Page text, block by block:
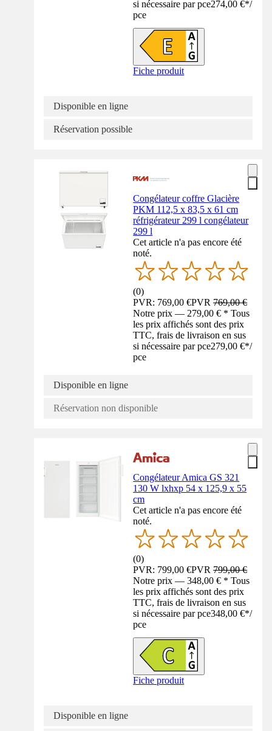
si nécessaire par pce274,00 €*/
pce
Fiche produit
Disponible en ligne
Réservation possible
Congélateur coffre Glacière
PKM 112,5 x 83,5 x 61 cm
réfrigérateur 299 l congélateur
299 l
Cet article n'a pas encore été
noté.
(0)
PVR: 769,00 €PVR769,00 €
Notre prix — 279,00 € * Tous
les prix affichés sont des prix
TTC, frais de livraison en sus
si nécessaire par pce279,00 €*/
pce
Disponible en ligne
Réservation non disponible
Congélateur Amica GS 321
130 W lxhxp 54 x 125,9 x 55
cm
Cet article n'a pas encore été
noté.
(0)
PVR: 799,00 €PVR799,00 €
Notre prix — 348,00 € * Tous
les prix affichés sont des prix
TTC, frais de livraison en sus
si nécessaire par pce348,00 €*/
pce
Fiche produit
Disponible en ligne